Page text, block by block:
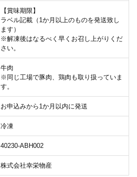
【賞味期限】
ラベル記載（1か月以上のものを発送致し
ます）
※解凍後はなるべく早くお召し上がりくだ
さい。
牛肉
※同じ工場で豚肉、鶏肉も取り扱っていま
す。
お申込みから1か月以内に発送
冷凍
40230-ABH002
株式会社幸栄物産